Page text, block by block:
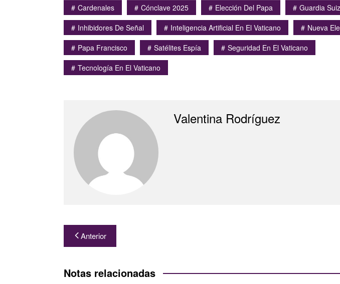
Cardenales Cónclave 2025 Elección Del Papa
Guardia
Inhibidores De Señal
Inteligencia Artificial En El Vaticano
Nueva
Papa Francisco
Satélites Espía
Seguridad En El Vaticano
Tecnología En El Vaticano
Valentina Rodríguez
Navegación
de
entradas
Anterior
Notas relacionadas